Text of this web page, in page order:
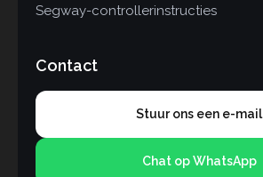
Segway-controllerinstructies
Contact
Stuur ons een e-mail
Chat op WhatsApp